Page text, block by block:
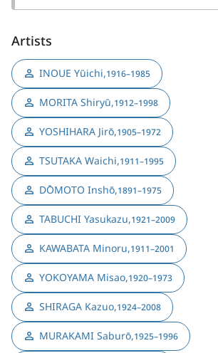
Artists
INOUE Yūichi,1916–1985
MORITA Shiryū,1912–1998
YOSHIHARA Jirō,1905–1972
TSUTAKA Waichi,1911–1995
DŌMOTO Inshō,1891–1975
TABUCHI Yasukazu,1921–2009
KAWABATA Minoru,1911–2001
YOKOYAMA Misao,1920–1973
SHIRAGA Kazuo,1924–2008
MURAKAMI Saburō,1925–1996